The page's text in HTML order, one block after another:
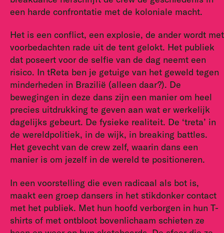
een harde confrontatie met de koloniale macht.
Het is een conflict, een explosie, de ander wordt met
voorbedachten rade uit de tent gelokt. Het publiek
dat poseert voor de selfie van de dag neemt een
risico. In tReta ben je getuige van het geweld tegen
minderheden in Brazilië (alleen daar?). De
bewegingen in deze dans zijn een manier om heel
precies uitdrukking te geven aan wat er werkelijk
dagelijks gebeurt. De fysieke realiteit. De ‘treta’ in
de wereldpolitiek, in de wijk, in breaking battles.
Het gevecht van de crew zelf, waarin dans een
manier is om jezelf in de wereld te positioneren.
In een voorstelling die even radicaal als bot is,
maakt een groep dansers in het stikdonker contact
met het publiek. Met hun hoofd verborgen in hun T-
shirts of met ontbloot bovenlichaam schieten ze